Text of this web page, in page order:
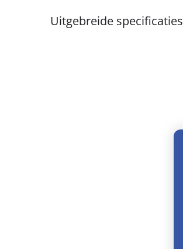
Uitgebreide specificaties